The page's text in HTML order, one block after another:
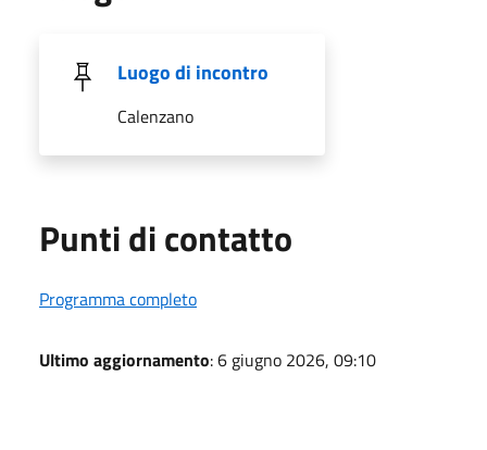
Luogo di incontro
Calenzano
Punti di contatto
Programma completo
Ultimo aggiornamento: 6 giugno 2026, 09:10